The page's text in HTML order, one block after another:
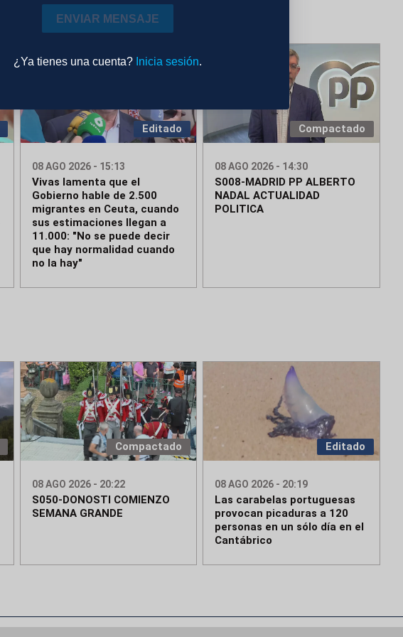
ENVIAR MENSAJE
¿Ya tienes una cuenta? Inicia sesión.
Editado
08 AGO 2026 - 15:13
Vivas lamenta que el
Gobierno hable de 2.500
migrantes en Ceuta, cuando
sus estimaciones llegan a
11.000: "No se puede decir
que hay normalidad cuando
no la hay"
Compactado
08 AGO 2026 - 14:30
S008-MADRID PP ALBERTO
NADAL ACTUALIDAD
POLITICA
Compactado
08 AGO 2026 - 20:22
S050-DONOSTI COMIENZO
SEMANA GRANDE
Editado
08 AGO 2026 - 20:19
Las carabelas portuguesas
provocan picaduras a 120
personas en un sólo día en el
Cantábrico